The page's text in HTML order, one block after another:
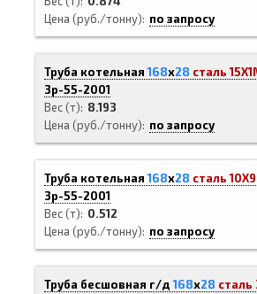
Цена (руб./тонну)
по запросу
Труба котельная168х28 сталь
3р-55-2001
Вес (т)
8.193
Цена (руб./тонну)
по запросу
Труба котельная168х28 сталь
3р-55-2001
Вес (т)
0.512
Цена (руб./тонну)
по запросу
Труба бесшовная г/д168х28 сталь